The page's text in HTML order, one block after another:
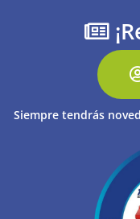
Siempre tendrás